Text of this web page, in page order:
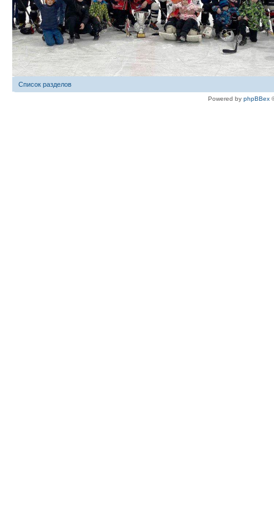
Список разделов
Powered by phpBBex